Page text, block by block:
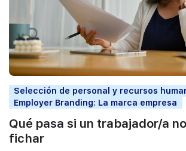
Selección de personal y recursos
Employer Branding: La marca empresa
Qué pasa si un trabajador/a
fichar